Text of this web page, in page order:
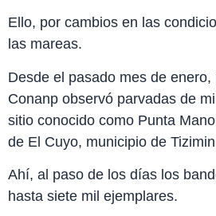
Ello, por cambios en las
las mareas.
Desde el pasado mes de enero,
Conanp observó parvadas de
sitio conocido como Punta
de El Cuyo, municipio de
Ahí, al paso de los días los
hasta siete mil ejemplares.